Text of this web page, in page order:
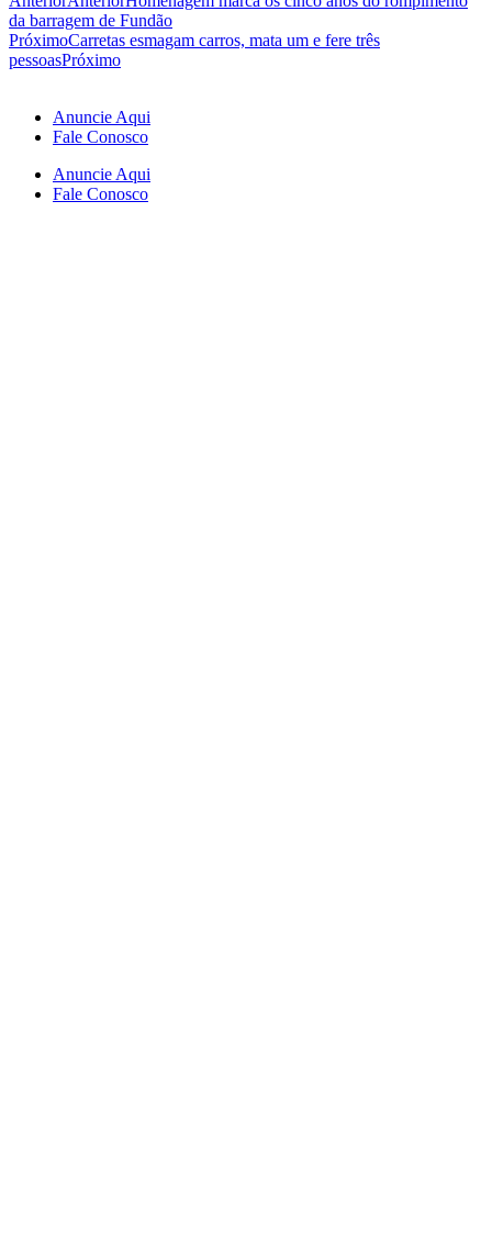
da barragem de Fundão
PróximoCarretas esmagam carros, mata um e fere três
pessoasPróximo
Anuncie Aqui
Fale Conosco
Anuncie Aqui
Fale Conosco